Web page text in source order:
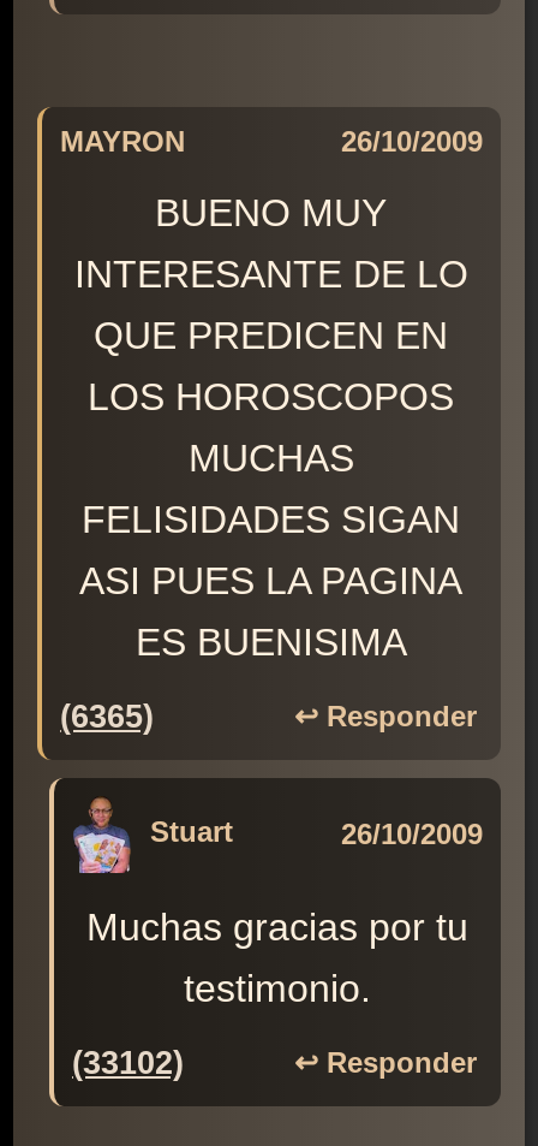
MAYRON 26/10/2009
BUENO MUY
INTERESANTE DE LO
QUE PREDICEN EN
LOS HOROSCOPOS
MUCHAS
FELISIDADES SIGAN
ASI PUES LA PAGINA
ES BUENISIMA
(6365) ↩️ Responder
Stuart 26/10/2009
Muchas gracias por tu
testimonio.
(33102) ↩️ Responder